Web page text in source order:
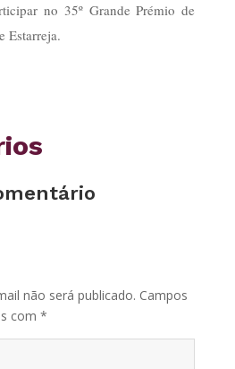
no 35º Grande Prémio de
Estarreja.
não será publicado. Campos
com *